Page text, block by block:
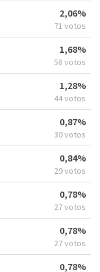
2,06%
71 votos
1,68%
58 votos
1,28%
44 votos
0,87%
30 votos
0,84%
29 votos
0,78%
27 votos
0,78%
27 votos
0,78%